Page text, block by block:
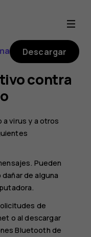
Descargar
contra
virus y a otros
Pueden
de alguna
de
o al descargar
Bluetooth de